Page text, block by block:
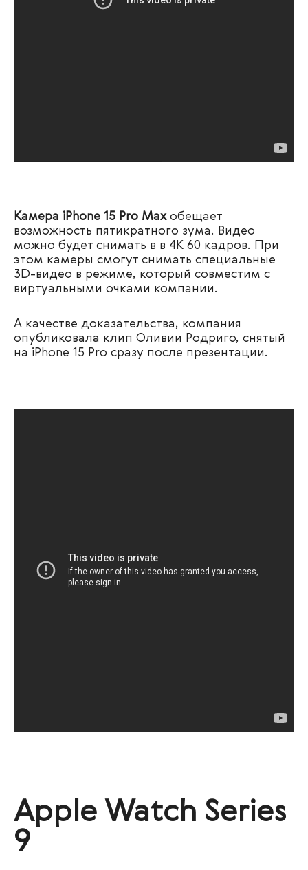
Камера iPhone 15 Pro Maxобещает
возможность пятикратного зума. Видео
можно будет снимать в в 4К 60 кадров. При
этом камеры смогут снимать специальные
3D-видео в режиме, который совместим с
виртуальными очками компании.
А качестве доказательства, компания
опубликовала клип Оливии Родриго, снятый
на iPhone 15 Pro сразу после презентации.
Apple Watch Series
9